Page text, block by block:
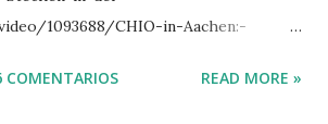
1093688/CHIO-in-Aachen:-
COMENTARIOS READ MORE »